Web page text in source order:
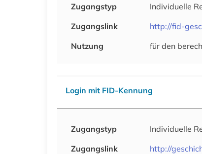
Zugangstyp Individuelle
Zugangslink
http://fid-
Nutzung
für den
Login mit FID-Kennung
Zugangstyp Individuelle
Zugangslink
http://